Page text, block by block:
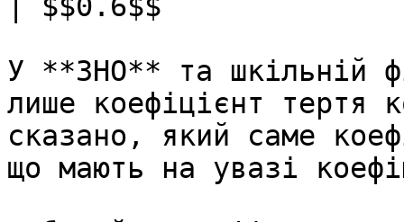
У **ЗНО** та шкiльнiй
лише коефiцiєнт тертя
сказано, який саме
що мають на увазi